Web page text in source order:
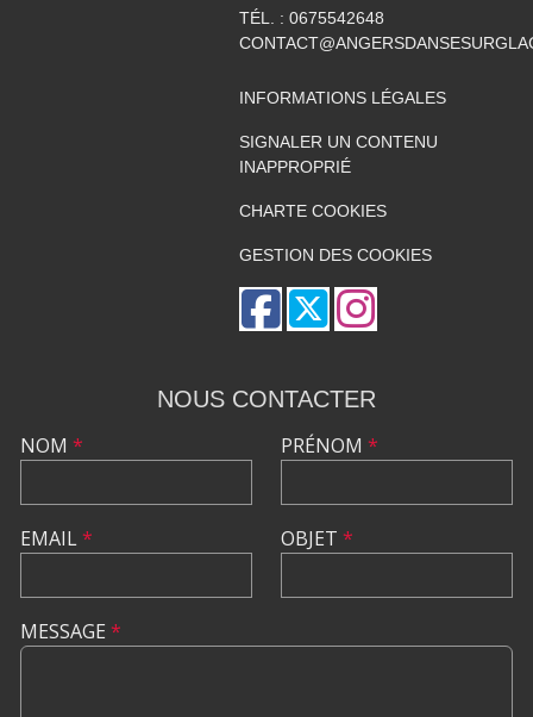
TÉL. : 0675542648
INFORMATIONS LÉGALES
SIGNALER UN CONTENU
INAPPROPRIÉ
CHARTE COOKIES
GESTION DES COOKIES
NOUS CONTACTER
NOM *
EMAIL*
PRÉNOM *
OBJET *
MESSAGE *